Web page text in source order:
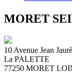
MORET
10 Avenue Jean
La PALETTE
77250 MORET